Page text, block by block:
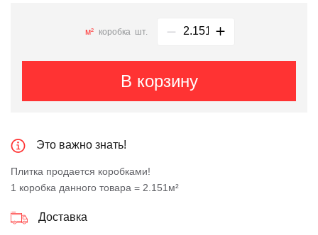
м² коробка шт.
В корзину
Это важно знать!
Плитка продается коробками!
1 коробка данного товара = 2.151м²
Доставка